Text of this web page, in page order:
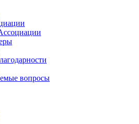
вопросы